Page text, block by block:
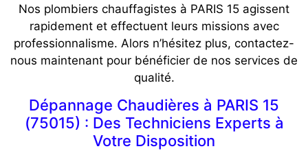
Nos plombiers chauffagistes à PARIS 15 agissent
rapidement et effectuent leurs missions avec
professionnalisme. Alors n’hésitez plus, contactez-
nous maintenant pour bénéficier de nos services de
qualité.
Dépannage Chaudières à PARIS 15
(75015) : Des Techniciens Experts à
Votre Disposition